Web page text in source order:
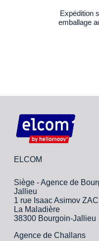
Expédition
emballage
ELCOM
Siège - Agence de
Jallieu
1 rue Isaac Asimov ZAC
La Maladière
38300 Bourgoin-Jallieu
Agence de Challans